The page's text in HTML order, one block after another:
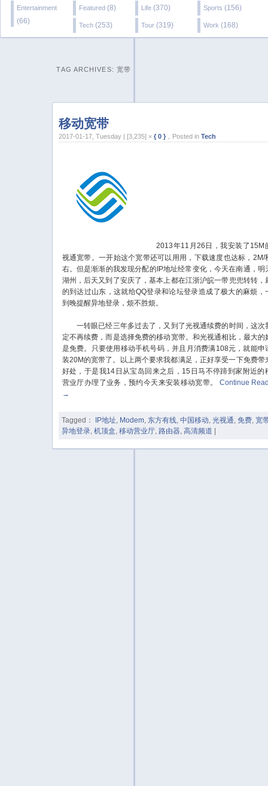
Entertainment
(66)
Featured (8) Life (370) Sports (156)
Tech (253) Tour (319) Work (168)
TAG ARCHIVES: 宽带
移动宽带
2017-01-17, Tuesday | [3,235] ×{ 0 } ，Posted inTech
2013年11月26日，我安装了15M
视通宽带。一开始这个宽带还可以用用，下载速度也达标，2M/
右。但是渐渐的我发现分配的IP地址经常变化，今天在南通，明
湖州，后天又到了安庆了，基本上都在江浙沪皖一带兜兜转转，
的到达过山东，这就给QQ登录和论坛登录造成了极大的麻烦，
到晚提醒异地登录，烦不胜烦。
一转眼已经三年多过去了，又到了光视通续费的时间，这次
定不再续费，而是选择免费的移动宽带。和光视通相比，最大的
是免费。只要使用移动手机号码，并且月消费满108元，就能申
装20M的宽带了。以上两个要求我都满足，正好享受一下免费带
好处，于是我14日从宝岛回来之后，15日马不停蹄到家附近的
营业厅办理了业务，预约今天来安装移动宽带。
Continue
→
Tagged： IP地址 Modem 东方有线 ,中国移动 ,光视通 ,免费 宽
异地登录 ,机顶盒 ,移动营业厅 ,路由器 ,高清频道 |